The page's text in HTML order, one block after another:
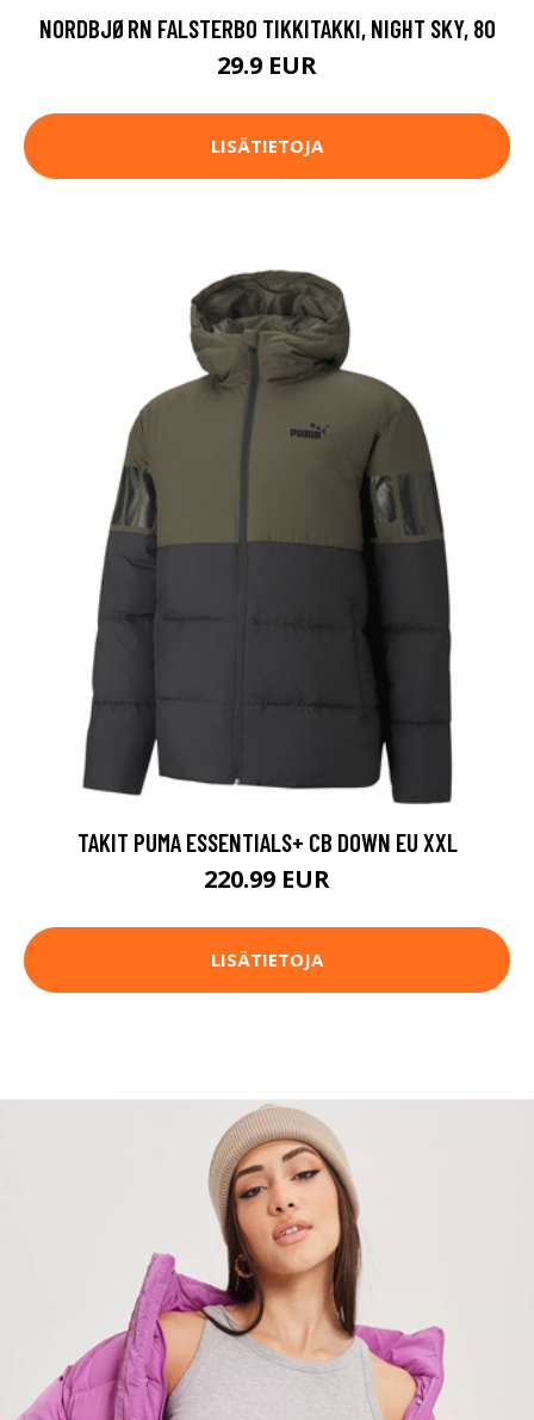
NORDBJØRN FALSTERBO TIKKITAKKI, NIGHT SKY, 80
29.9 EUR
LISÄTIETOJA
TAKIT PUMA ESSENTIALS+ CB DOWN EU XXL
220.99 EUR
LISÄTIETOJA